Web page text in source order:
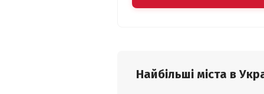
Найбільші міста в